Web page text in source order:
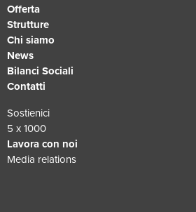
Offerta
Strutture
Chi siamo
News
Bilanci Sociali
Contatti
Sostienici
5 x 1000
Lavora con noi
Media relations